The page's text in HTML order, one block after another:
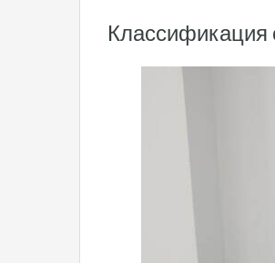
Классификация